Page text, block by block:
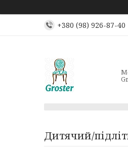
+380 (98) 926-87-40
Дитячий/